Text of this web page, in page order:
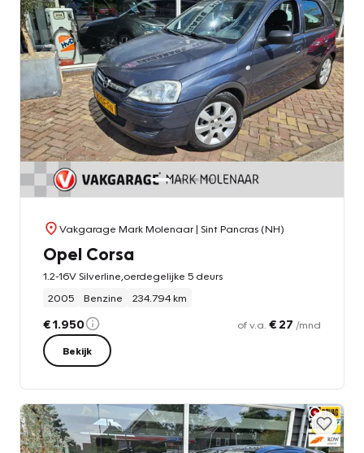
Vakgarage Mark Molenaar| Sint Pancras (NH)
Opel Corsa
1.2-16V Silverline,oerdegelijke 5 deurs
2005
Benzine 234.794 km
€ 1.950 of v.a. € 27 /mnd
Bekijk